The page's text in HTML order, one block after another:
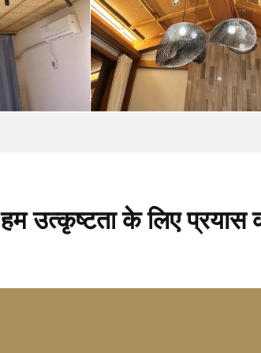
हम उत्कृष्टता के लिए प्रयास